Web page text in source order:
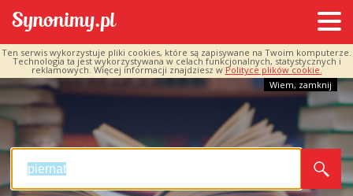
Ten serwis wykorzystuje pliki cookies, które są zapisywane na Twoim komputerze.
Technologia ta jest wykorzystywana w celach funkcjonalnych, statystycznych i
reklamowych. Więcej informacji znajdziesz w Polityce plików cookie.
Wiem, zamknij